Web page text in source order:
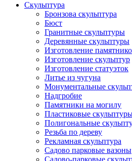
Скульптура
Бронзова скульптура
Бюст
Гранитные скульптуры
Деревянные скульптуры
Изготовление
Изготовление скульптур
Изготовление статуэток
Литье из чугуна
Монументальные
Надгробие
Памятники на могилу
Пластиковые
Полигональные
Резьба по дереву
Рекламная скульптура
Садово парковые вазоны
Садово-парковые